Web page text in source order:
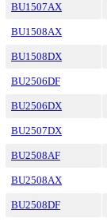
BU1507AX
BU1508AX
BU1508DX
BU2506DF
BU2506DX
BU2507DX
BU2508AF
BU2508AX
BU2508DF